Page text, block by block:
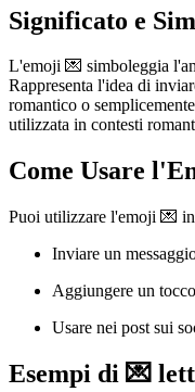
Significato e
L'emoji 💌 simboleggia
Rappresenta l'idea di
romantico o
utilizzata in contesti
Come Usare
Puoi utilizzare l'emoji 💌
Inviare un
Aggiungere un
Usare nei post sui
Esempi di 💌